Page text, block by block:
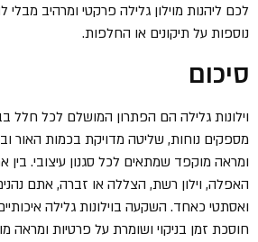
לכם ליהנות מוילון גלילה פרקטי ומרהיב
נוספות על תיקונים או החלפות.
סיכום
וילונות גלילה הם הפתרון המושלם לכל חלל
מספקים נוחות, שליטה מדויקת בכמות האור
ומראה מוקפד שמתאים לכל סגנון עיצובי. בין
האפלה, וילון רשת, הצללה או זברה, אתם
ואסתטי כאחד. השקעה בוילונות גלילה
חוסכת זמן בניקוי ושומרת על פרטיות ומראה